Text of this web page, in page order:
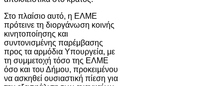
Στο πλαίσιο αυτό, η ΕΛΜΕ
πρότεινε τη διοργάνωση κοινής
κινητοποίησης και
συντονισμένης παρέμβασης
προς τα αρμόδια Υπουργεία, με
τη συμμετοχή τόσο της ΕΛΜΕ
όσο και του Δήμου, προκειμένου
να ασκηθεί ουσιαστική πίεση για